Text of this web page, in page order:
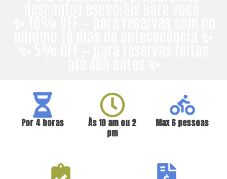
Por 4 horas
Às 10 am ou 2
pm​
Max 6 pessoas